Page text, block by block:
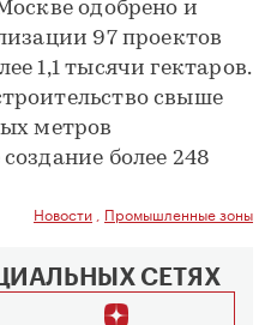
одобрено и
97 проектов
1,1 тысячи гектаров.
свыше
метров
более 248
Новости Промышленные зоны
СЕТЯХ